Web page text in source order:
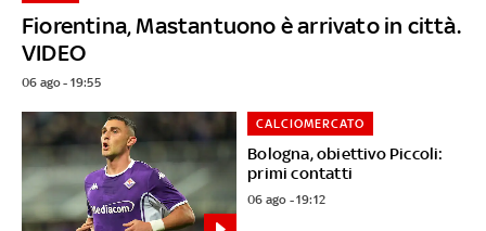
Fiorentina, Mastantuono è arrivato in città.
VIDEO
06 ago - 19:55
Bologna, obiettivo Piccoli:
primi contatti
CALCIOMERCATO
06 ago - 19:12